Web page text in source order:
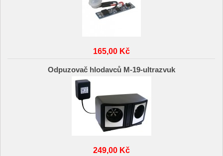
165,00 Kč
Odpuzovač hlodavců M-19-ultrazvuk
249,00 Kč